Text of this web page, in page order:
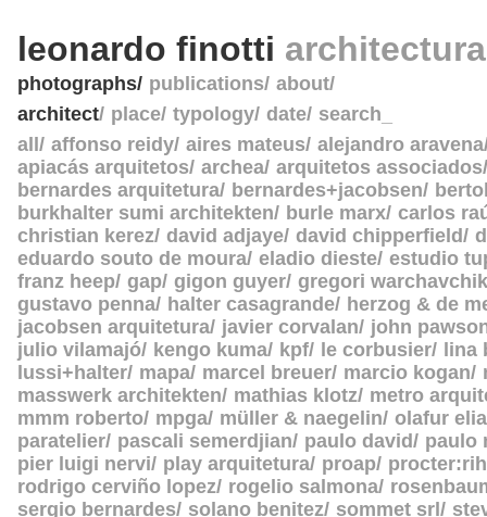
leonardo finotti
photographs publications about
architect place typology date search_
all
affonso reidy aires mateus alejandro aravena
apiacás arquitetos archea arquitetos associados
bernardes arquitetura
bernardes+jacobsen
burkhalter sumi architekten
burle marx carlos
christian kerez david adjaye david chipperfield
eduardo souto de moura eladio dieste estudio
franz heep gap gigon guyer gregori warchavchik
gustavo penna
halter casagrande
herzog & de
jacobsen arquitetura javier corvalan
john
julio vilamajó
kengo kuma kpf le corbusier
lina
lussi+halter mapa marcel breuer marcio kogan
masswerk architekten
mathias klotz metro
mmm roberto mpga müller & naegelin olafur
paratelier pascali semerdjian paulo david
paulo
pier luigi nervi
play arquitetura proap
rodrigo cerviño lopez rogelio salmona
sergio bernardes
solano benitez sommet srl